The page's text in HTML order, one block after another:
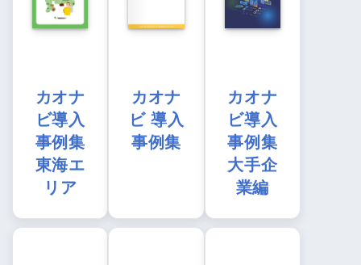
カオナ
ビ導入
事例集
東海エ
リア
カオナ
ビ 導入
事例集
カオナ
ビ導入
事例集
大手企
業編